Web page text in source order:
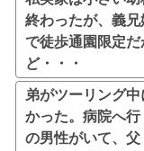
終わったが、義
で徒歩通園限定
ど・・・
弟がツーリング
かった。病院へ
の男性がいて、